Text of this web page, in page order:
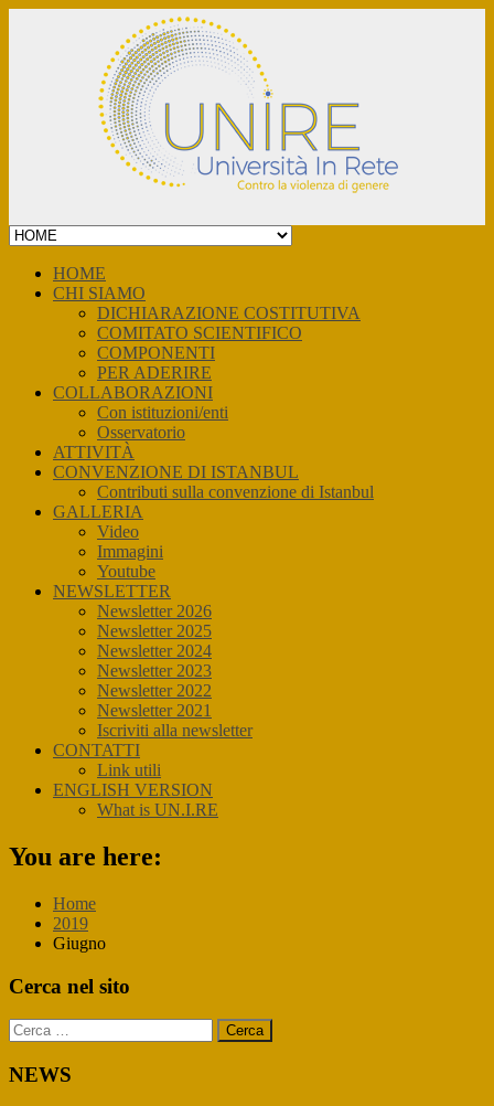
HOME
CHI SIAMO
DICHIARAZIONE COSTITUTIVA
COMITATO SCIENTIFICO
COMPONENTI
PER ADERIRE
COLLABORAZIONI
Con istituzioni/enti
Osservatorio
ATTIVITÀ
CONVENZIONE DI ISTANBUL
Contributi sulla convenzione di Istanbul
GALLERIA
Video
Immagini
Youtube
NEWSLETTER
Newsletter 2026
Newsletter 2025
Newsletter 2024
Newsletter 2023
Newsletter 2022
Newsletter 2021
Iscriviti alla newsletter
CONTATTI
Link utili
ENGLISH VERSION
What is UN.I.RE
You are here:
Home
2019
Giugno
Primary
Cerca nel sito
Ricerca
per:
NEWS